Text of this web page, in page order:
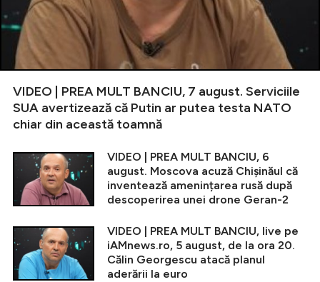
VIDEO | PREA MULT BANCIU, 7 august. Serviciile
SUA avertizează că Putin ar putea testa NATO
chiar din această toamnă
VIDEO | PREA MULT BANCIU, 6
august. Moscova acuză Chișinăul că
inventează amenințarea rusă după
descoperirea unei drone Geran-2
VIDEO | PREA MULT BANCIU, live pe
iAMnews.ro, 5 august, de la ora 20.
Călin Georgescu atacă planul
aderării la euro